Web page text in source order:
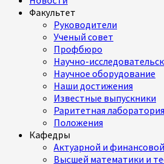
Факультет
Руководители
Ученый совет
Профбюро
Научно-
Научное оборудование
Наши достижения
Известные выпускники
Раритетная
Положения
Кафедры
Актуарной и
Высшей математики и